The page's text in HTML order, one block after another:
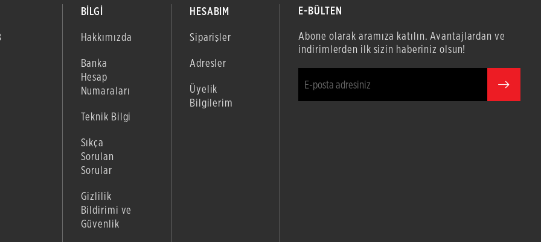
BİLGİ
Hakkımızda
Banka
Hesap
Numaraları
Teknik Bilgi
Sıkça
Sorulan
Sorular
Gizlilik
Bildirimi ve
Güvenlik
HESABIM
Siparişler
Adresler
Üyelik
Bilgilerim
E-BÜLTEN
Abone olarak aramıza katılın. Avantajlardan ve
indirimlerden ilk sizin haberiniz olsun!